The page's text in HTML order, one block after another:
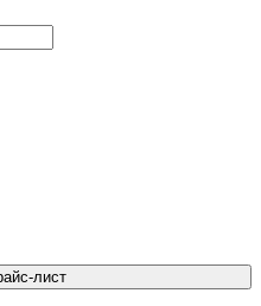
лист